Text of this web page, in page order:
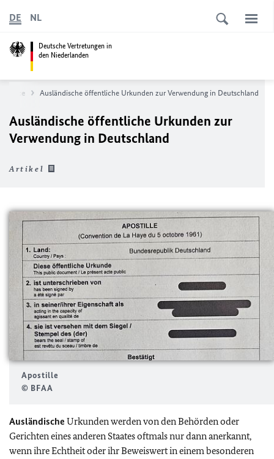
Deutsche Vertretungen in
den Niederlanden
DE NL
Ausländische öffentliche Urkunden zur Verwendung in Deutschland
Ausländische öffentliche Urkunden zur
Verwendung in Deutschland
Artikel
Apostille
© BFAA
Ausländische Urkunden werden von den Behörden oder
Gerichten eines anderen Staates oftmals nur dann anerkannt,
wenn ihre Echtheit oder ihr Beweiswert in einem besonderen